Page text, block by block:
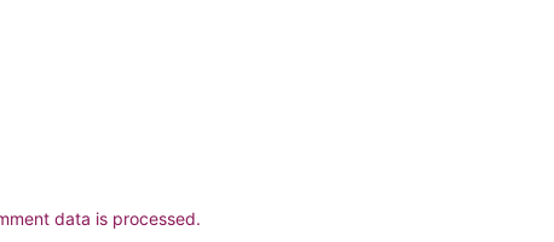
data is processed.